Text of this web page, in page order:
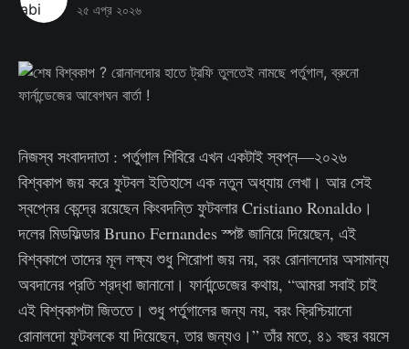
২৫ এপ্র ২০২৬
নিজস্ব সংবাদদাতা : পর্তুগাল শিবিরে এখন একটাই স্বপ্ন—২০২৬
বিশ্বকাপ জয় করে ফুটবল ইতিহাসে এক নতুন অধ্যায় লেখা। আর সেই
স্বপ্নের কেন্দ্রে রয়েছেন কিংবদন্তি ফুটবলার Cristiano Ronaldo।
দলের মিডফিল্ডার Bruno Fernandes স্পষ্ট জানিয়ে দিয়েছেন, এই
বিশ্বকাপে তাদের মূল লক্ষ্য শুধু শিরোপা জয় নয়, বরং রোনালদোর অসামান্য
অবদানের প্রতি শ্রদ্ধা জানানো। ফার্নান্ডেজের কথায়, “আমরা সবাই চাই
এই বিশ্বকাপটা জিততে। শুধু পর্তুগালের জন্য নয়, বরং ক্রিশ্চিয়ানো
রোনালদো ফুটবলকে যা দিয়েছেন, তার জন্যও।” তাঁর মতে, ৪১ বছর বয়সে